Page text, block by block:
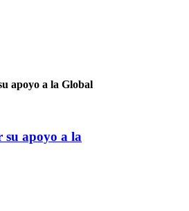
apoyo a la Global
su apoyo a la